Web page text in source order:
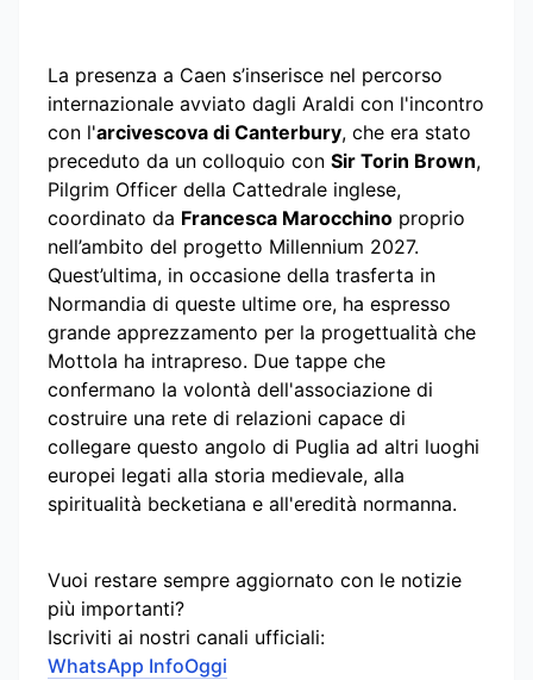
La presenza a Caen s’inserisce nel percorso
internazionale avviato dagli Araldi con l'incontro
con l'arcivescova di Canterbury, che era stato
preceduto da un colloquio con Sir Torin Brown,
Pilgrim Officer della Cattedrale inglese,
coordinato da Francesca Marocchino proprio
nell’ambito del progetto Millennium 2027.
Quest’ultima, in occasione della trasferta in
Normandia di queste ultime ore, ha espresso
grande apprezzamento per la progettualità che
Mottola ha intrapreso. Due tappe che
confermano la volontà dell'associazione di
costruire una rete di relazioni capace di
collegare questo angolo di Puglia ad altri luoghi
europei legati alla storia medievale, alla
spiritualità becketiana e all'eredità normanna.
Vuoi restare sempre aggiornato con le notizie
più importanti?
Iscriviti ai nostri canali ufficiali:
WhatsApp InfoOggi